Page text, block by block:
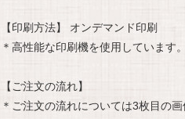
【印刷方法】 オンデマンド印刷
＊高性能な印刷機を使用しています。
【ご注文の流れ】
＊ご注文の流れについては3枚目の